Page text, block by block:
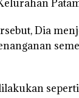
Dia